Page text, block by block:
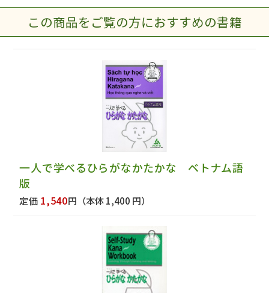
この商品をご覧の方におすすめの書籍
一人で学べるひらがなかたかな ベトナム語
版
定価 1,540円 （本体 1,400 円）